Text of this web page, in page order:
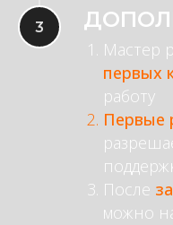
Мастер
первых
работу
Первые
После
можно